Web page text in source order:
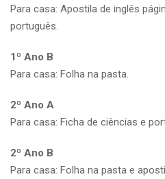
Para casa: Apostila de inglês
português.
1º Ano B
Para casa: Folha na pasta.
2º Ano A
Para casa: Ficha de ciências e
2º Ano B
Para casa: Folha na pasta e